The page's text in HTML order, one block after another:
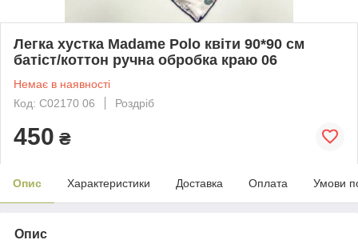
Легка хустка Madame Polo квіти 90*90 см
батіст/коттон ручна обробка краю 06
Немає в наявності
Код: С02170 06
Роздріб
450 ₴
Опис Характеристики Доставка Оплата Умови
Опис